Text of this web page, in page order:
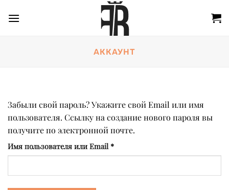
АККАУНТ
Забыли свой пароль? Укажите свой Email или имя
пользователя. Ссылку на создание нового пароля вы
получите по электронной почте.
Имя пользователя или Email *Обязательно